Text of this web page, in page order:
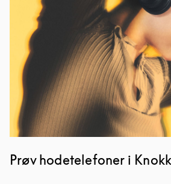
Prøv hodetelefoner i